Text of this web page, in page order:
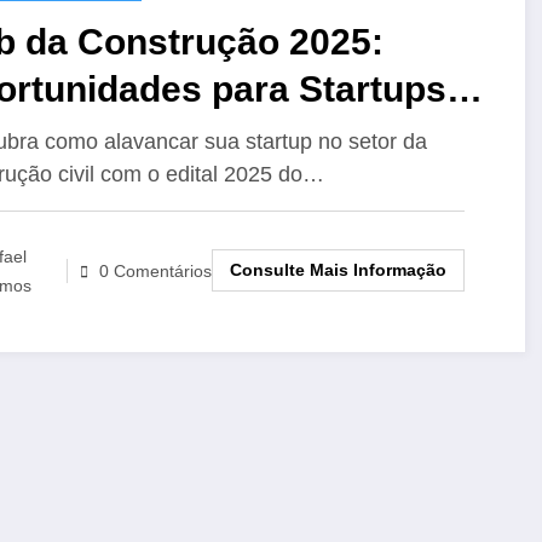
da Construção 2025:
para Startups
no Setor da
Civil
como alavancar sua startup no setor da
civil com o edital 2025 do…
0 Comentários Consulte Mais Informação